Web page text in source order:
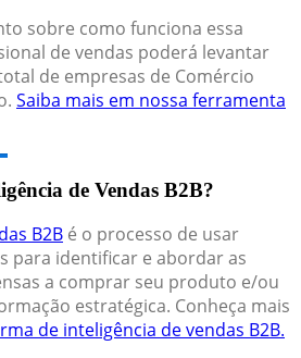
sobre como funciona essa
de vendas poderá levantar
de empresas de Comércio
Saiba mais em nossa ferramenta
de Vendas B2B?
B2B é o processo de usar
para identificar e abordar as
a comprar seu produto e/ou
estratégica. Conheça mais
de inteligência de vendas B2B.